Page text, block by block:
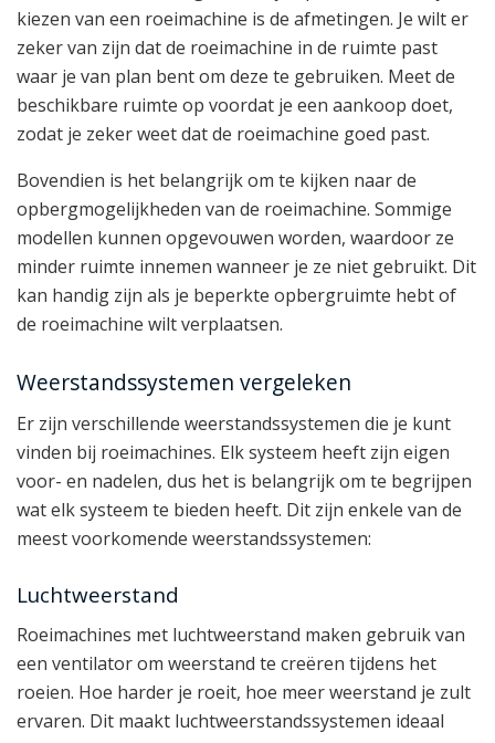
kiezen van een roeimachine is de afmetingen. Je wilt er
zeker van zijn dat de roeimachine in de ruimte past
waar je van plan bent om deze te gebruiken. Meet de
beschikbare ruimte op voordat je een aankoop doet,
zodat je zeker weet dat de roeimachine goed past.
Bovendien is het belangrijk om te kijken naar de
opbergmogelijkheden van de roeimachine. Sommige
modellen kunnen opgevouwen worden, waardoor ze
minder ruimte innemen wanneer je ze niet gebruikt. Dit
kan handig zijn als je beperkte opbergruimte hebt of
de roeimachine wilt verplaatsen.
Weerstandssystemen vergeleken
Er zijn verschillende weerstandssystemen die je kunt
vinden bij roeimachines. Elk systeem heeft zijn eigen
voor- en nadelen, dus het is belangrijk om te begrijpen
wat elk systeem te bieden heeft. Dit zijn enkele van de
meest voorkomende weerstandssystemen:
Luchtweerstand
Roeimachines met luchtweerstand maken gebruik van
een ventilator om weerstand te creëren tijdens het
roeien. Hoe harder je roeit, hoe meer weerstand je zult
ervaren. Dit maakt luchtweerstandssystemen ideaal